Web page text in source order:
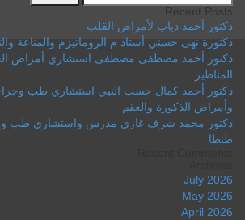
for:
Recent Posts
دكتور أحمد دياب لأمراض القلب
دكتورة نهى حسني أستاذ م الروماتيزم والمناعة
دكتور أحمد مصطفى مصطفى استشاري أمراض
المناظير
دكتور أحمد كمال حسب النبي استشاري طب
وأمراض الذكورة والعقم
دكتور محمد شرف غازي مدرس واستشاري طب
طنطا
July 2026
May 2026
April 2026